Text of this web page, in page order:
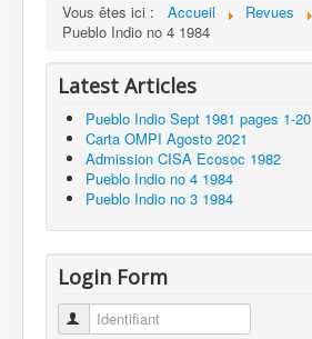
Vous êtes ici : Accueil
Revues
Pueblo Indio no 4 1984
Latest Articles
Pueblo Indio Sept 1981 pages 1-20
Carta OMPI Agosto 2021
Admission CISA Ecosoc 1982
Pueblo Indio no 4 1984
Pueblo Indio no 3 1984
Login Form
Identifiant